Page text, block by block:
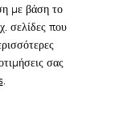
με βάση το
σελίδες που
σας
.